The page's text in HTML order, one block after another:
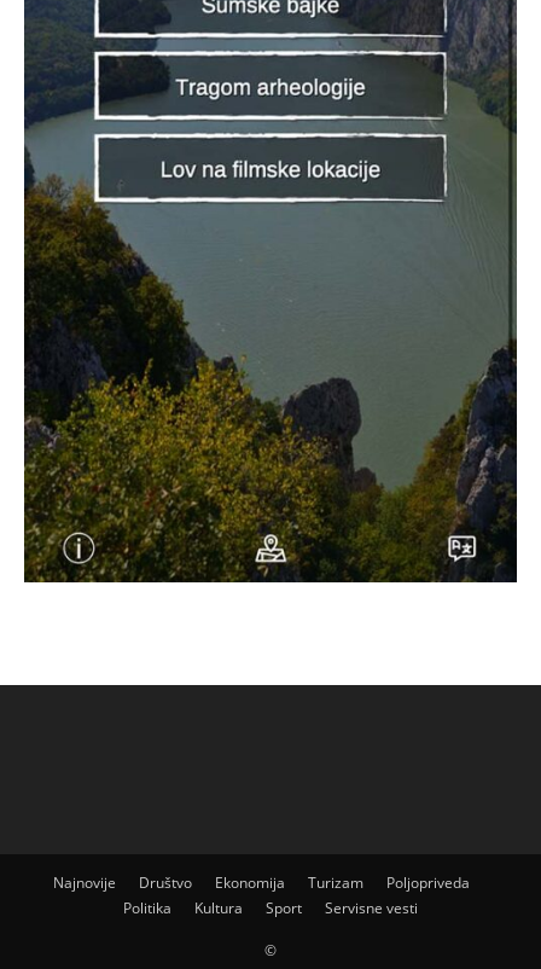
Najnovije Društvo Ekonomija Turizam
Poljopriveda
Politika
Kultura Sport Servisne vesti
©